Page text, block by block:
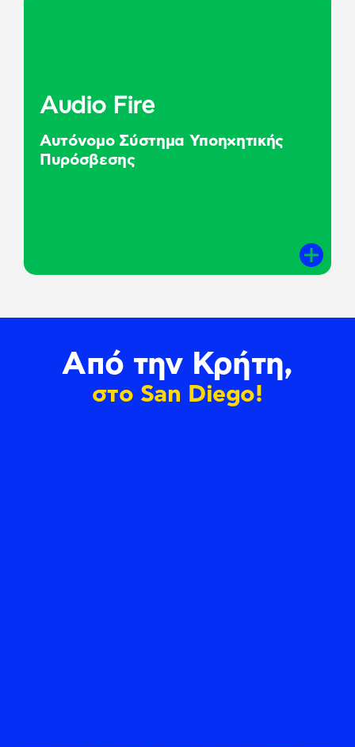
Audio Fire
Αυτόνομο Σύστημα Υποηχητικής
Πυρόσβεσης
Aπό την Κρήτη,
στο San Diego!